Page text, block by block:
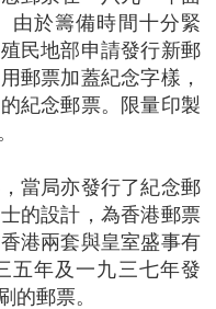
由於籌備時間十分緊
民地部申請發行新郵
郵票加蓋紀念字樣，
紀念郵票。限量印製
當局亦發行了紀念郵
的設計，為香港郵票
港兩套與皇室盛事有
五年及一九三七年發
的郵票。